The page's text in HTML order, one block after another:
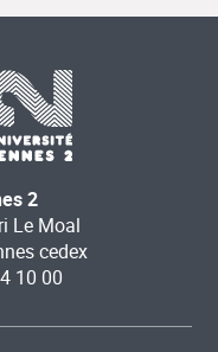
2
Le Moal
cedex
10 00